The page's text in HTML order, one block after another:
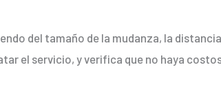
del tamaño de la mudanza, la
el servicio, y verifica que no haya